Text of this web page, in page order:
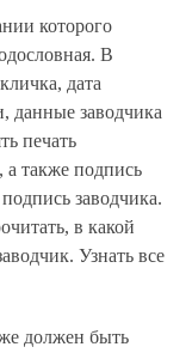
которого
В
дата
данные заводчика
печать
а также подпись
заводчика.
в какой
Узнать все
должен быть